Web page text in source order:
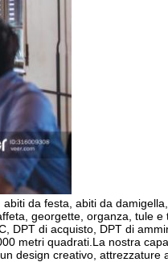
da festa, abiti da
georgette, organza, tule e
DPT di acquisto, DPT di
metri quadrati.La nostra
design creativo, attrezzature